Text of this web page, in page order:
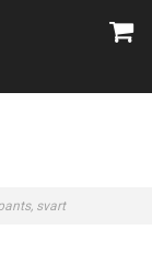
svart